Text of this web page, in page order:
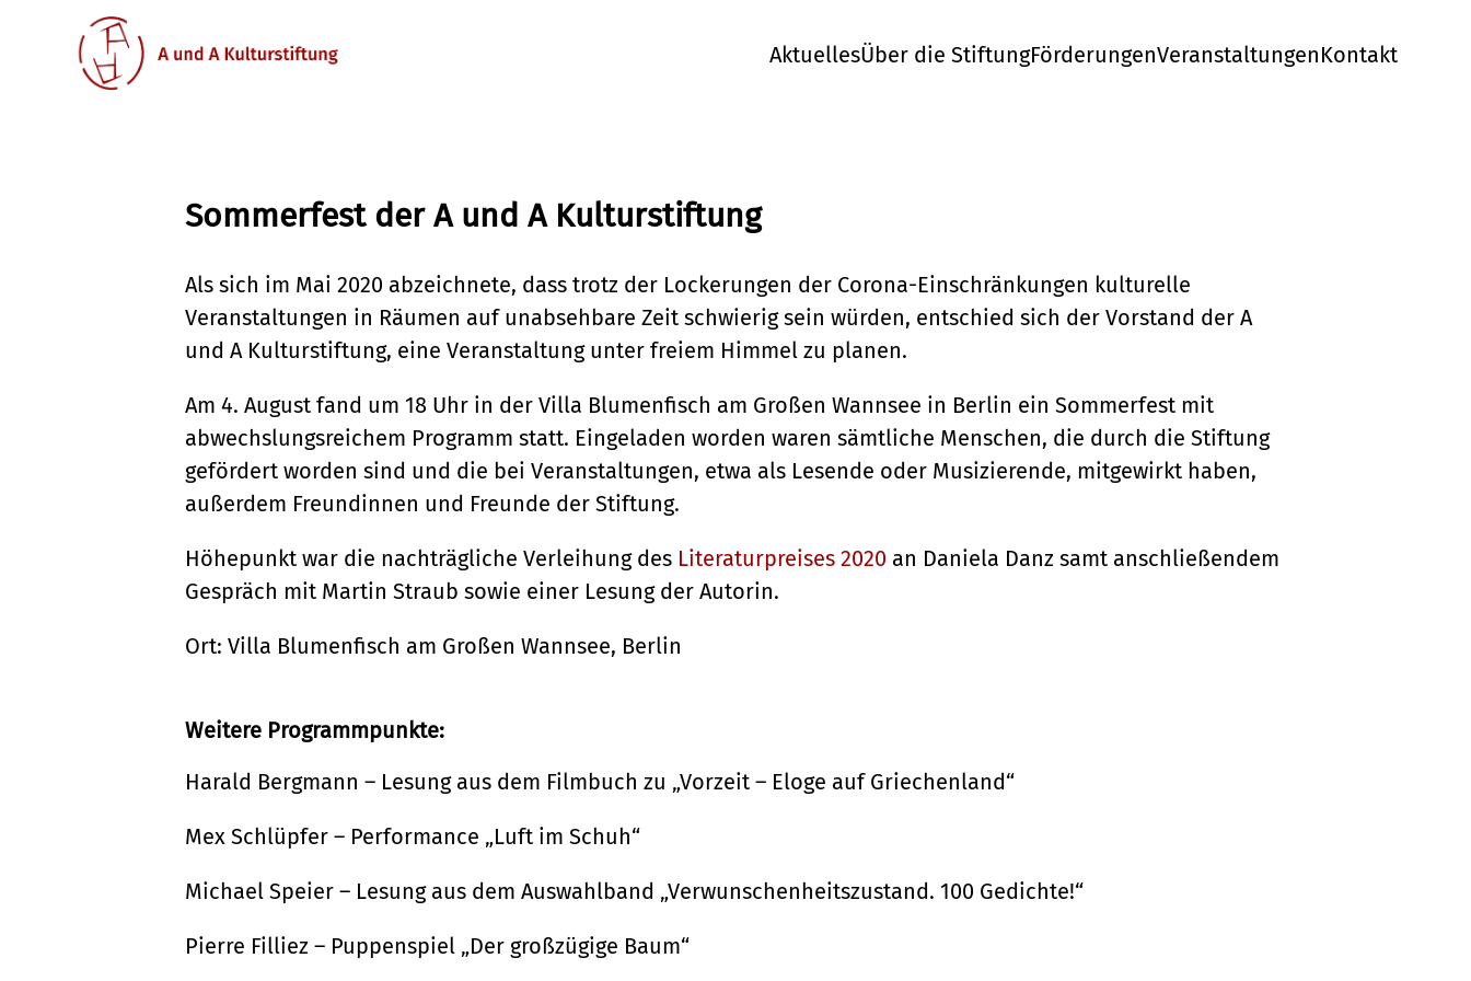
AktuellesÜber die StiftungFörderungenVeranstaltungenKontakt
Sommerfest der A und A Kulturstiftung
Als sich im Mai 2020 abzeichnete, dass trotz der Lockerungen der Corona-Einschränkungen kulturelle
Veranstaltungen in Räumen auf unabsehbare Zeit schwierig sein würden, entschied sich der Vorstand der A
und A Kulturstiftung, eine Veranstaltung unter freiem Himmel zu planen.
Am 4. August fand um 18 Uhr in der Villa Blumenfisch am Großen Wannsee in Berlin ein Sommerfest mit
abwechslungsreichem Programm statt. Eingeladen worden waren sämtliche Menschen, die durch die Stiftung
gefördert worden sind und die bei Veranstaltungen, etwa als Lesende oder Musizierende, mitgewirkt haben,
außerdem Freundinnen und Freunde der Stiftung.
Höhepunkt war die nachträgliche Verleihung des Literaturpreises 2020 an Daniela Danz samt anschließendem
Gespräch mit Martin Straub sowie einer Lesung der Autorin.
Ort: Villa Blumenfisch am Großen Wannsee, Berlin
Weitere Programmpunkte:
Harald Bergmann – Lesung aus dem Filmbuch zu „Vorzeit – Eloge auf Griechenland“
Mex Schlüpfer – Performance „Luft im Schuh“
Michael Speier – Lesung aus dem Auswahlband „Verwunschenheitszustand. 100 Gedichte!“
Pierre Filliez – Puppenspiel „Der großzügige Baum“